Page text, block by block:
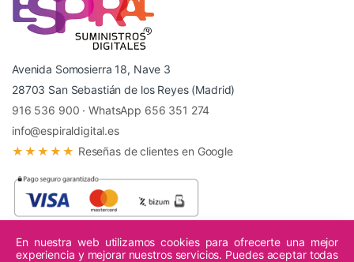
Avenida Somosierra 18, Nave 3
28703 San Sebastián de los Reyes (Madrid)
916 536 900 ·WhatsApp 656 351 274
info@espiraldigital.es
★★★★★ Reseñas de clientes en Google
En nuestra web utilizamos cookies para ofrecerte una mejor
experiencia y mejorar nuestros servicios. Puedes aceptar todas